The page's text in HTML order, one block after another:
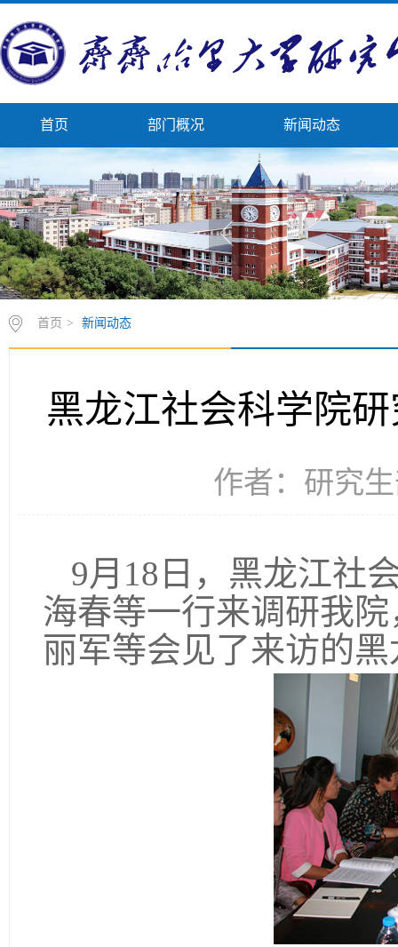
首页 部门概况 新闻动态
首页 > 新闻动态
黑龙江社会科学院
作者：研究
9月18日 ，黑龙江社
海春等一行来调研我
丽军等会见了来访的